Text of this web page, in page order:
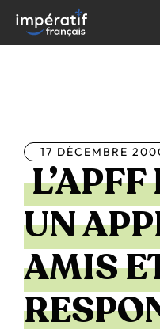
contenu
17 DÉCEMBRE
UN
AMIS